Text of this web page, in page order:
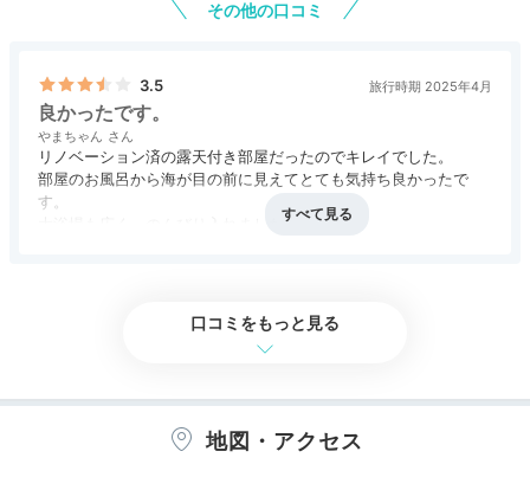
露天風呂付き客室へ
客室は全てオーシャンビュー。ナチュラルで心和むデザ
で、特別な日に◎。大人2～6人まで泊まれるお部屋も
その他の口コミ
3.5 旅行時期 2025年4月
良かったです。
やまちゃん
リノベーション済の露天付き部屋だったのでキレイでした。
部屋のお風呂から海が目の前に見えてとても気持ち良かったで
す。
大浴場も広く、のんびり入れました。
口コミをもっと見る
地図・アクセス